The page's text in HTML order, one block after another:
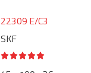
22309 E/C3
SKF